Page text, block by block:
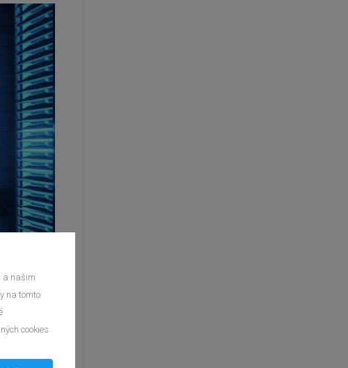
a našim
na tomto
cookies
AI
a